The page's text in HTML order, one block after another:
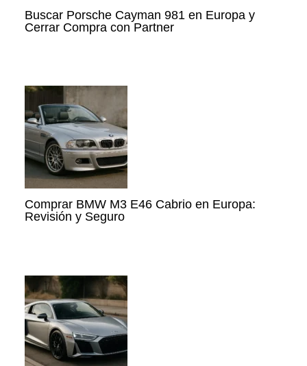
Buscar Porsche Cayman 981 en Europa y
Cerrar Compra con Partner
Comprar BMW M3 E46 Cabrio en Europa:
Revisión y Seguro